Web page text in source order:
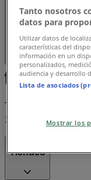
Tiendeo는 전세계적
기술 기업인
Tiendeo
Tanto nosotros
datos para
Utilizar datos de
características del
información en un
personalizados,
audiencia y desarrollo
Lista de asociados
Mostrar los